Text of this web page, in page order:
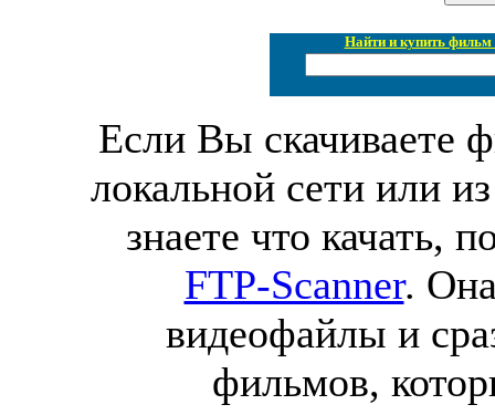
Найти и купить фильм
Если Вы скачиваете
локальной сети или
знаете что качать,
FTP-Scanner.
видеофайлы и
фильмов,